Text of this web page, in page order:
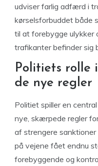
udviser farlig adfærd i
kørselsforbuddet både
til at forebygge ulykker
trafikanter befinder sig
Politiets rolle
de nye regler
Politiet spiller en
nye, skærpede regler
af strengere
på vejene fået endnu
forebyggende og